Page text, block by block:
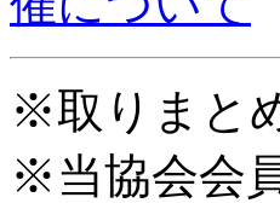
※取りまと
※当協会会